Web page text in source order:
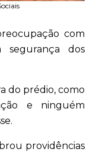
com
segurança dos
do prédio, como
e ninguém
providências